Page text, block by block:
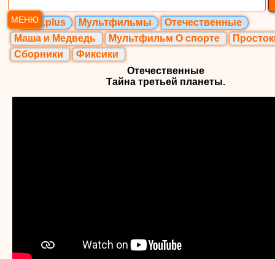
МЕНЮ
Ozzi.plus Мультфильмы
Отечественные
Маша и Медведь
Мультфильм О спорте
Сборники
Фиксики
Отечественные
Тайна третьей планеты.